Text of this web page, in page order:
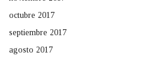
octubre 2017
septiembre 2017
agosto 2017